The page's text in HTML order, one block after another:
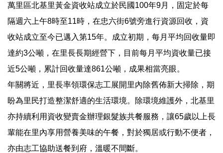
萬里區北基里黃金資收站成立於民國100年9月，固定於每
隔週六上午8時至11時，在忠六街6號旁進行資源回收，資
收站成立至今已邁入第15年。成立初期，每月平均回收量即
達約3公噸，在里長長期經營下，目前每月平均資收量已接
近5公噸，累計回收量達861公噸，成果相當亮眼。
年關將近，里長率領環保志工展開里內除舊佈新大掃除，期
盼為里民打造整潔舒適的生活環境。除環境維護外，北基里
亦持續利用資收變賣金辦理銀髮族共餐服務，讓65歲以上長
輩能在里內享用營養美味的午餐，對於獨居或行動不便者，
亦由志工協助送餐到府，溫暖不間斷。